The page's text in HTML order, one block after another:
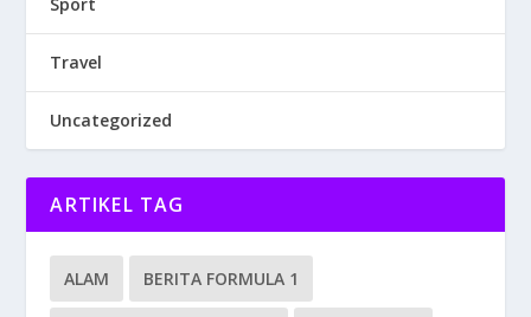
Travel
Uncategorized
ARTIKEL TAG
ALAM BERITA FORMULA 1